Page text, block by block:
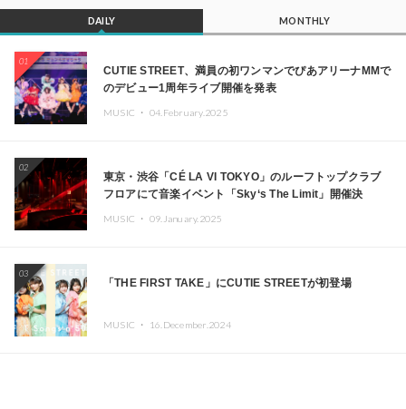
DAILY MONTHLY
01
CUTIE STREET、満員の初ワンマンでぴあアリーナMMで
のデビュー1周年ライブ開催を発表
MUSIC ・ 04.February.2025
02
東京・渋谷「CÉ LA VI TOKYO」のルーフトップクラブ
フロアにて音楽イベント「Sky‘s The Limit」開催決
Kza（FORCE OF NATURE）ら日本を代表するDJ・クリ
MUSIC ・ 09.January.2025
03
「THE FIRST TAKE」にCUTIE STREETが初登場
MUSIC ・ 16.December.2024